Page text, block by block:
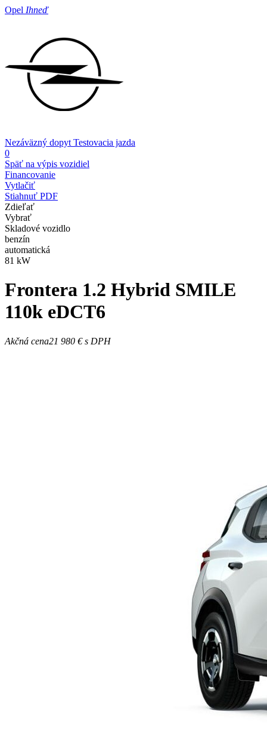
Opel Ihneď
Nezáväzný dopyt Testovacia jazda
0
Späť na výpis vozidiel
Financovanie
Vytlačiť
Stiahnuť PDF
Zdieľať
Vybrať
Skladové vozidlo
benzín
automatická
81 kW
Frontera 1.2 Hybrid SMILE
110k eDCT6
Akčná cena21 980 €s DPH